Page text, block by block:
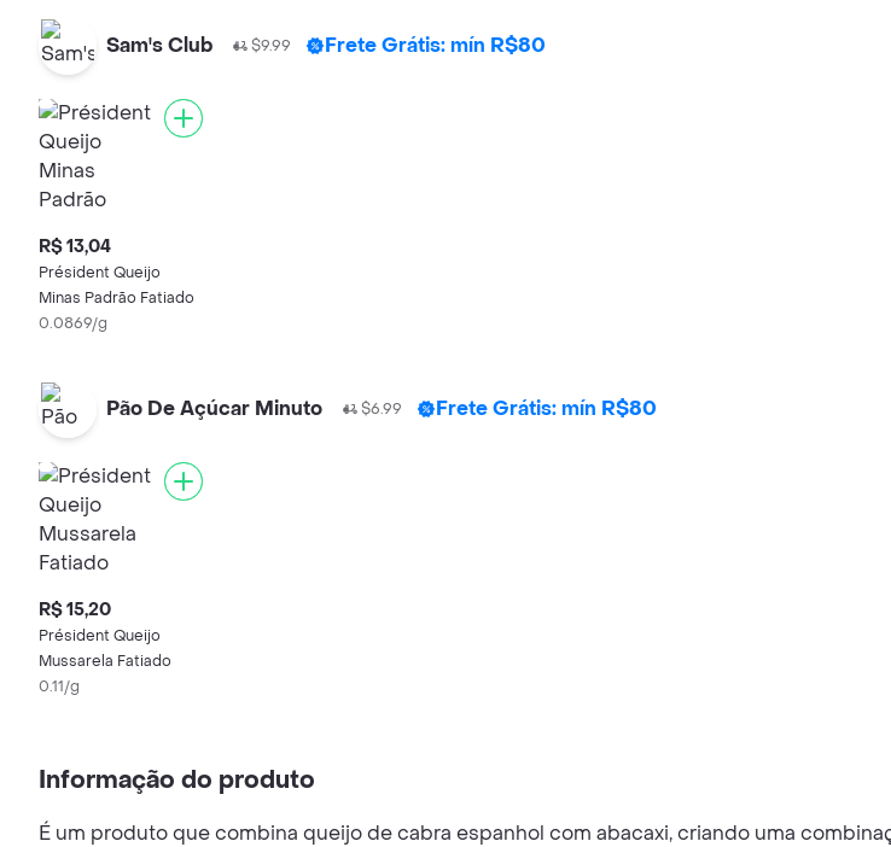
Sam's Club $9.99 Frete Grátis: mín R$80
R$ 13,04
Président Queijo
Minas Padrão Fatiado
0.0869/g
Pão De Açúcar Minuto $6.99 Frete Grátis: mín R$80
R$ 15,20
Président Queijo
Mussarela Fatiado
0.11/g
Informação do produto
É um produto que combina queijo de cabra espanhol com abacaxi, criando uma